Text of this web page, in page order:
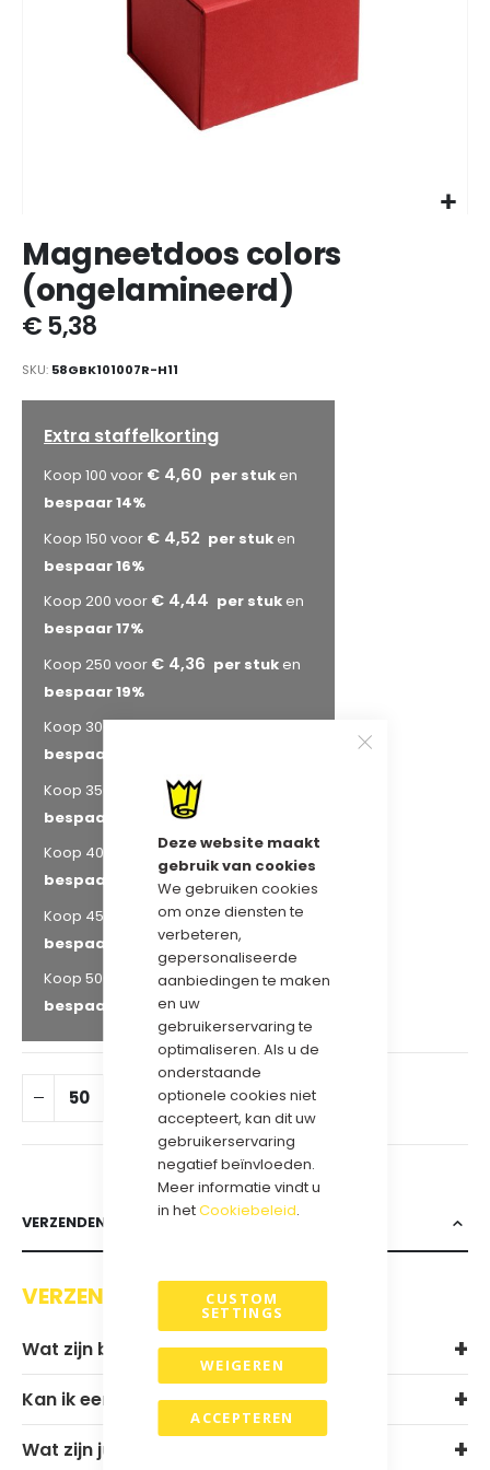
Deze website maakt
gebruik van cookies
We gebruiken cookies
om onze diensten te
verbeteren,
gepersonaliseerde
aanbiedingen te maken
en uw
gebruikerservaring te
optimaliseren. Als u de
onderstaande
optionele cookies niet
accepteert, kan dit uw
gebruikerservaring
negatief beïnvloeden.
Meer informatie vindt u
in hetCookiebeleid.
ACCEPTEREN
CUSTOM
SETTINGS
WEIGEREN
naar
het
begin
van
de
afbeeldingen-
Magneetdoos colors
(ongelamineerd)
€ 5,38
SKU 58GBK101007R-H11
Extra staffelkorting
Koop 100 voor € 4,60
en
bespaar14%
Koop 150 voor € 4,52
en
bespaar16%
Koop 200 voor € 4,44
en
bespaar17%
Koop 250 voor € 4,36
en
bespaar19%
Koop 300 voor € 4,28
bespaar
Koop 350 voor
€ 4,20
bespaar
Koop 400 voor
€ 4,14
en
bespaar
Koop 450 voor
€ 4,12
en
bespaar
Koop 500 voor
€ 4,06
en
bespaar
IN WINKELWAGEN
VERZENDEN & RETOURNEREN
VERZENDEN EN RETOURNEREN
Wat zijn bij jullie de levertijden?
Kan ik een sample aanvragen?
Wat zijn jullie verzendkosten?